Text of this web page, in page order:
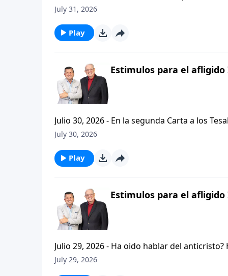
problemas, buscando empaquetar nuestros problemas en
respuestas a nuestros dilemas con esta serie
July 31, 2026
Play
Estimulos para el
Julio 30, 2026 - En la segunda Carta a los
permanezcan firmes y aferrados a las
del mensaje que comenzamos hace un par
July 30, 2026
Play
Estimulos para el
Julio 29, 2026 - Ha oido hablar del
que se refiere la Biblia cuando usa la palabra
July 29, 2026